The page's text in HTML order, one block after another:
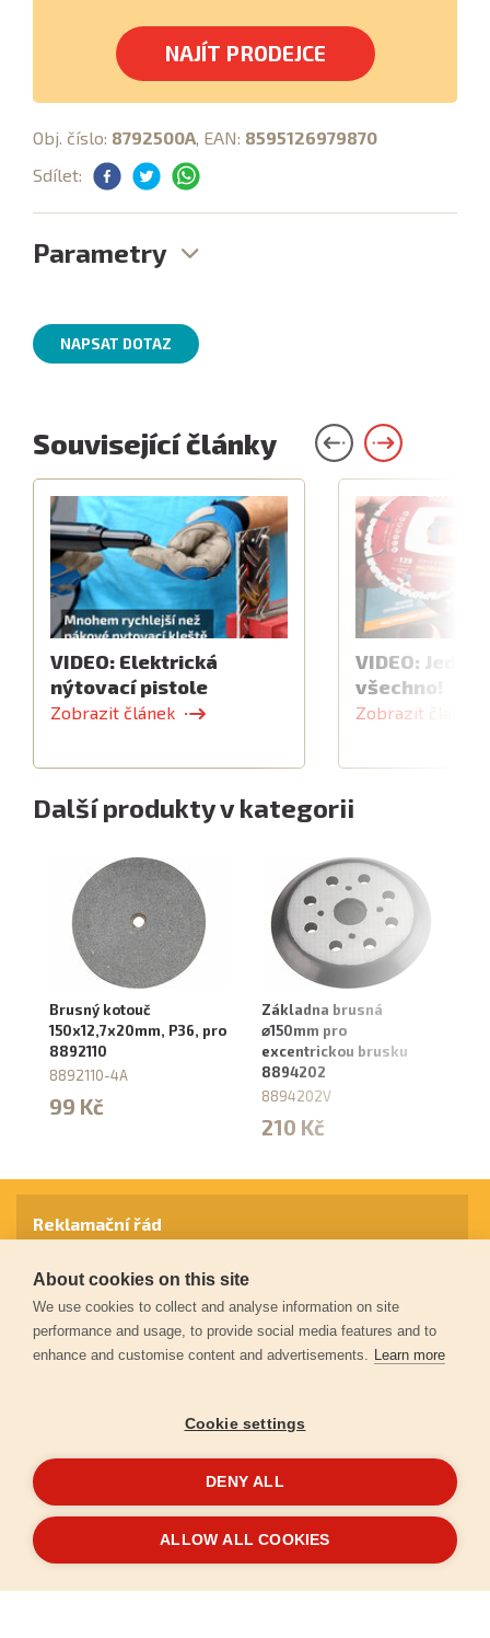
NAJÍT PRODEJCE
Obj. číslo: 8792500A, EAN: 8595126979870
Sdílet:
Parametry
NAPSAT DOTAZ
Související články
VIDEO: Elektrická
nýtovací pistole
Zobrazit článek
VIDEO:
všechno!
Zobrazit článek
Další produkty v kategorii
Brusný kotouč
150x12,7x20mm, P36, pro
8892110
8892110-4A
99 Kč
Základna brusná
⌀150mm pro
excentrickou brusku
8894202
8894202V
210 Kč
© 2026Extol.cz- Všechna práva vyhrazena
Reklamační řád
Záruční podmínky
Ochrana osobních údajů
VytvořiloFEO
About cookies on this site
We use cookies to collect and analyse information on site
performance and usage, to provide social media features and to
enhance and customise content and advertisements. Learn more
Cookie settings
DENY ALL
ALLOW ALL COOKIES